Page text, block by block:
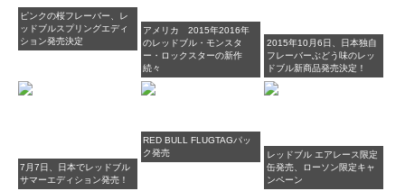
ピンクの桜フレーバー、レ
ッドブルスプリングエディ
ション発売決定
アメリカ 2015年2016年
のレッドブル・モンスタ
ー・ロックスターの新作
続々
2015年10月6日、日本独自
フレーバーぶどう味のレッ
ドブル新商品発売決定！
7月7日、日本でレッドブル
サマーエディション発売！
RED BULL FLUGTAGパッ
ク発売
レッドブル エアレース限定
缶発売、ローソン限定キャ
ンペーン